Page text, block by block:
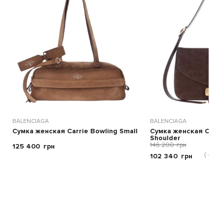
BALENCIAGA
Сумка женская Carrie Bowling Small
125 400 грн
BALENCIAGA
Сумка женская
Shoulder
146 200 грн
102 340 грн ( -30